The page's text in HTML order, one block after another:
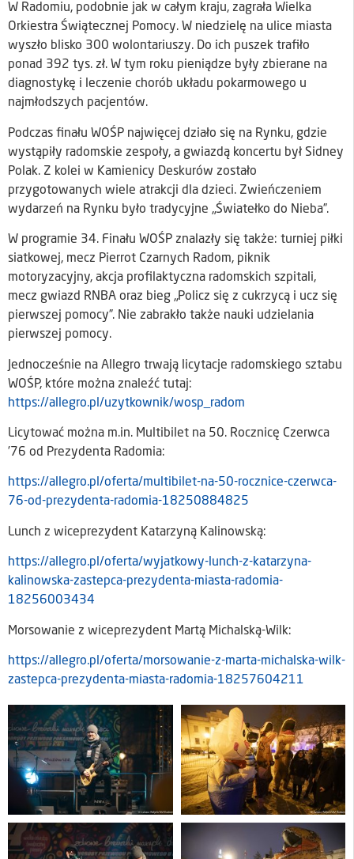
W Radomiu, podobnie jak w całym kraju, zagrała Wielka
Orkiestra Świątecznej Pomocy. W niedzielę na ulice miasta
wyszło blisko 300 wolontariuszy. Do ich puszek trafiło
ponad 392 tys. zł. W tym roku pieniądze były zbierane na
diagnostykę i leczenie chorób układu pokarmowego u
najmłodszych pacjentów.
Podczas finału WOŚP najwięcej działo się na Rynku, gdzie
wystąpiły radomskie zespoły, a gwiazdą koncertu był Sidney
Polak. Z kolei w Kamienicy Deskurów zostało
przygotowanych wiele atrakcji dla dzieci. Zwieńczeniem
wydarzeń na Rynku było tradycyjne „Światełko do Nieba”.
W programie 34. Finału WOŚP znalazły się także: turniej piłki
siatkowej, mecz Pierrot Czarnych Radom, piknik
motoryzacyjny, akcja profilaktyczna radomskich szpitali,
mecz gwiazd RNBA oraz bieg „Policz się z cukrzycą i ucz się
pierwszej pomocy”. Nie zabrakło także nauki udzielania
pierwszej pomocy.
Jednocześnie na Allegro trwają licytacje radomskiego sztabu
WOŚP, które można znaleźć tutaj:
https://allegro.pl/uzytkownik/wosp_radom
Licytować można m.in. Multibilet na 50. Rocznicę Czerwca
’76 od Prezydenta Radomia:
https://allegro.pl/oferta/multibilet-na-50-rocznice-czerwca-
76-od-prezydenta-radomia-18250884825
Lunch z wiceprezydent Katarzyną Kalinowską:
https://allegro.pl/oferta/wyjatkowy-lunch-z-katarzyna-
kalinowska-zastepca-prezydenta-miasta-radomia-
18256003434
Morsowanie z wiceprezydent Martą Michalską-Wilk:
https://allegro.pl/oferta/morsowanie-z-marta-michalska-wilk-
zastepca-prezydenta-miasta-radomia-18257604211